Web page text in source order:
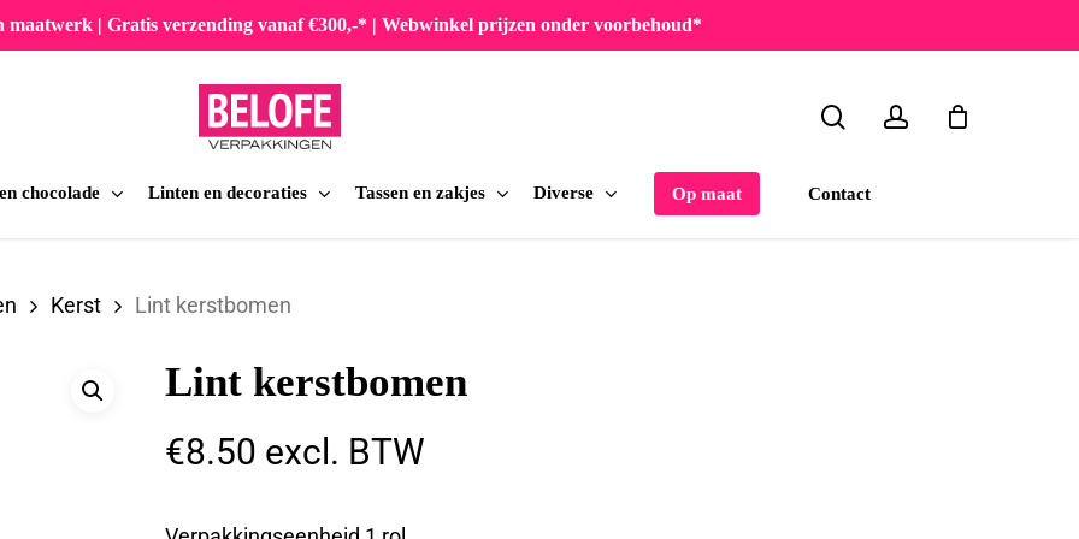
maatwerk | Gratis verzending vanaf €300,-* | Webwinkel prijzen onder voorbehoud*
chocolade Linten en decoraties Tassen en zakjes Diverse Op maat Contact
Kerst Lint kerstbomen
Lint kerstbomen
€8.50 excl. BTW